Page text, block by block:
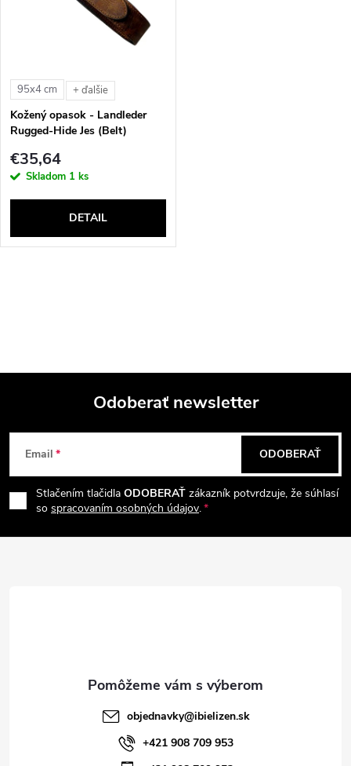
e
p
r
d
t
s
p
r
o
d
v
95x4 cm + ďalšie
Kožený opasok - Landleder
Rugged-Hide Jes (Belt)
€35,64
Skladom 1 ks
DETAIL
c
i
e
Z
á
p
Odoberať newsletter
Email
Stlačením tlačidla ODOBERAŤ zákazník potvrdzuje, že súhlasí
so spracovaním osobných údajov.
ODOBERAŤ
objednavky@ibielizen.sk
+421 908 709 953